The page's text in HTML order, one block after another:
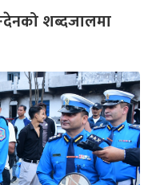
शब्दजालमा